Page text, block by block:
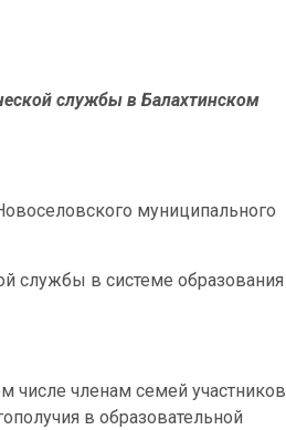
службы в Балахтинском
муниципального
службы в системе образования
числе членам семей участников
в образовательной